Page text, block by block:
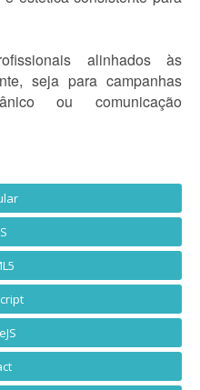
alinhados às
seja para campanhas
ou comunicação